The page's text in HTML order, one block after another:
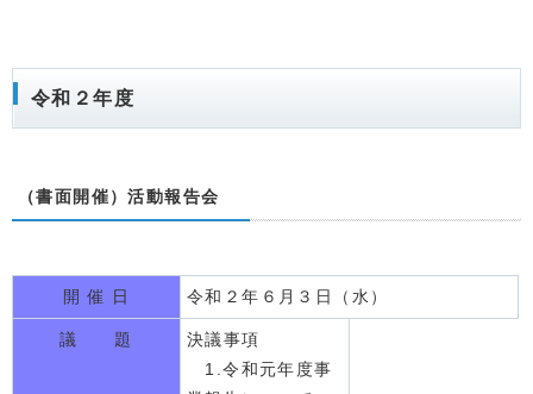
令和２年度
（書面開催）活動報告会
開 催 日 令和２年６月３日（水）
議 題
決議事項
1.令和元年度事